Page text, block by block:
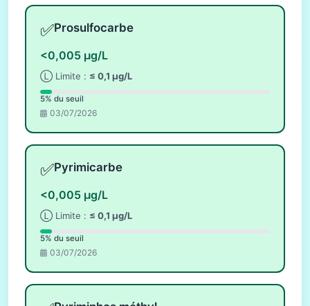
✅Prosulfocarbe
<0,005 µg/L
Ⓛ Limite : ≤ 0,1 µg/L
5% du seuil
03/07/2026
✅Pyrimicarbe
<0,005 µg/L
Ⓛ Limite : ≤ 0,1 µg/L
5% du seuil
03/07/2026